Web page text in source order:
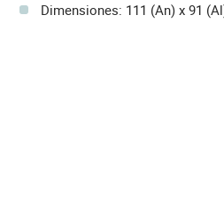
Dimensiones: 111 (An) x 91